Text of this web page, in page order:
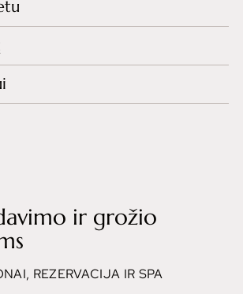
ir grožio
REZERVACIJA IR SPA